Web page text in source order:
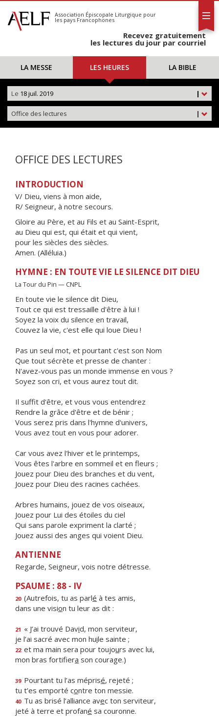
S'abonner
Calendrier
Association Épiscopale Liturgique pour
les pays Francophones
Recevez gratuitement
les lectures du jour par courriel
LA MESSE LES HEURES LA BIBLE
|
Le 18 juil. 2019
|
Office des lectures
OFFICE DES LECTURES
INTRODUCTION
V/ Dieu, viens à mon aide,
R/ Seigneur, à notre secours.
Gloire au Père, et au Fils et au Saint-Esprit,
au Dieu qui est, qui était et qui vient,
pour les siècles des siècles.
Amen. (Alléluia.)
HYMNE : EN TOUTE VIE LE SILENCE DIT DIEU
La Tour du Pin — CNPL
En toute vie le silence dit Dieu,
Tout ce qui est tressaille d'être à lui !
Soyez la voix du silence en travail,
Couvez la vie, c'est elle qui loue Dieu !
Pas un seul mot, et pourtant c'est son Nom
Que tout sécrète et presse de chanter :
N'avez-vous pas un monde immense en vous ?
Soyez son cri, et vous aurez tout dit.
Il suffit d'être, et vous vous entendrez
Rendre la grâce d'être et de bénir ;
Vous serez pris dans l'hymne d'univers,
Vous avez tout en vous pour adorer.
Car vous avez l'hiver et le printemps,
Vous êtes l'arbre en sommeil et en fleurs ;
Jouez pour Dieu des branches et du vent,
Jouez pour Dieu des racines cachées.
Arbres humains, jouez de vos oiseaux,
Jouez pour Lui des étoiles du ciel
Qui sans parole expriment la clarté ;
Jouez aussi des anges qui voient Dieu.
ANTIENNE
Regarde, Seigneur, vois notre détresse.
PSAUME : 88 - IV
20 (Autrefois, tu as parlé à tes amis,
dans une vision tu leur as dit :
21 « J’ai trouvé David, mon serviteur,
je l’ai sacré avec mon huile sainte ;
22 et ma main sera pour toujours avec lui,
mon bras fortifiera son courage.)
39 Pourtant tu l’as méprisé, rejeté ;
tu t’es emporté contre ton messie.
40 Tu as brisé l’alliance avec ton serviteur,
jeté à terre et profané sa couronne.